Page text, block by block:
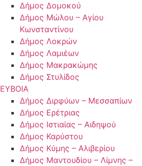
Δήμος Δομοκού
Δήμος Μώλου – Αγίου
Κωνσταντίνου
Δήμος Λοκρών
Δήμος Λαμιέων
Δήμος Μακρακώμης
Δήμος Στυλίδος
ΕΥΒΟΙΑ
Δήμος Διρφύων – Μεσσαπίων
Δήμος Ερέτριας
Δήμος Ιστιαίας – Αιδηψού
Δήμος Καρύστου
Δήμος Κύμης – Αλιβερίου
Δήμος Μαντουδίου – Λίμνης –